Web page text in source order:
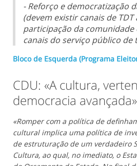
- Reforço e democratização
(devem existir canais de
participação da
canais do serviço público de
Bloco de Esquerda (Programa
CDU: «A cultura,
democracia
«Romper com a política de
cultural implica uma política de
de estruturação de um verdadeiro
Cultura, ao qual, no imediato, o